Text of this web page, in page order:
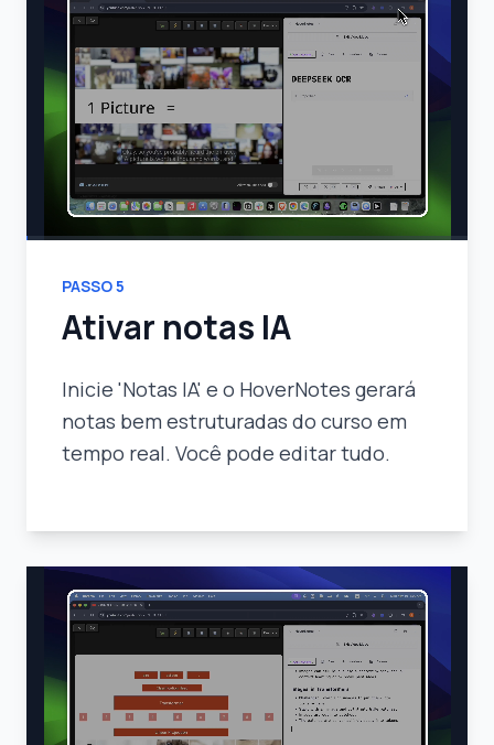
PASSO5
Ativar notas IA
Inicie 'Notas IA' e o HoverNotes gerará
notas bem estruturadas do curso em
tempo real. Você pode editar tudo.